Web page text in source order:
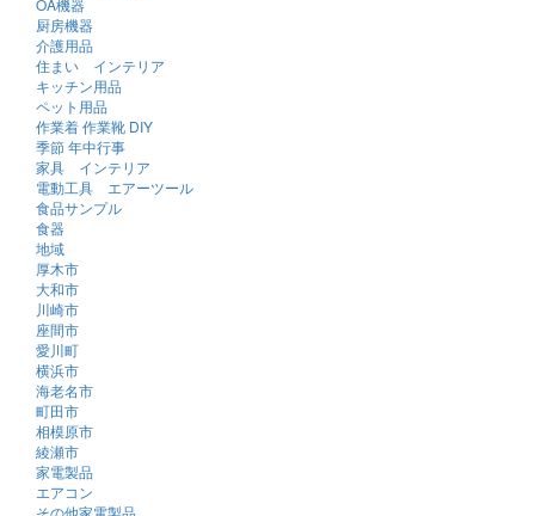
OA機器
厨房機器
介護用品
住まい インテリア
キッチン用品
ペット用品
作業着 作業靴 DIY
季節 年中行事
家具 インテリア
電動工具 エアーツール
食品サンプル
食器
地域
厚木市
大和市
川崎市
座間市
愛川町
横浜市
海老名市
町田市
相模原市
綾瀬市
家電製品
エアコン